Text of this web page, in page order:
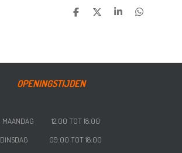
DELENDEEL SHAREDELEN
OPENINGSTIJDEN
MAANDAG 12:00 TOT 18:00
DINSDAG 09:00 TOT 18:00